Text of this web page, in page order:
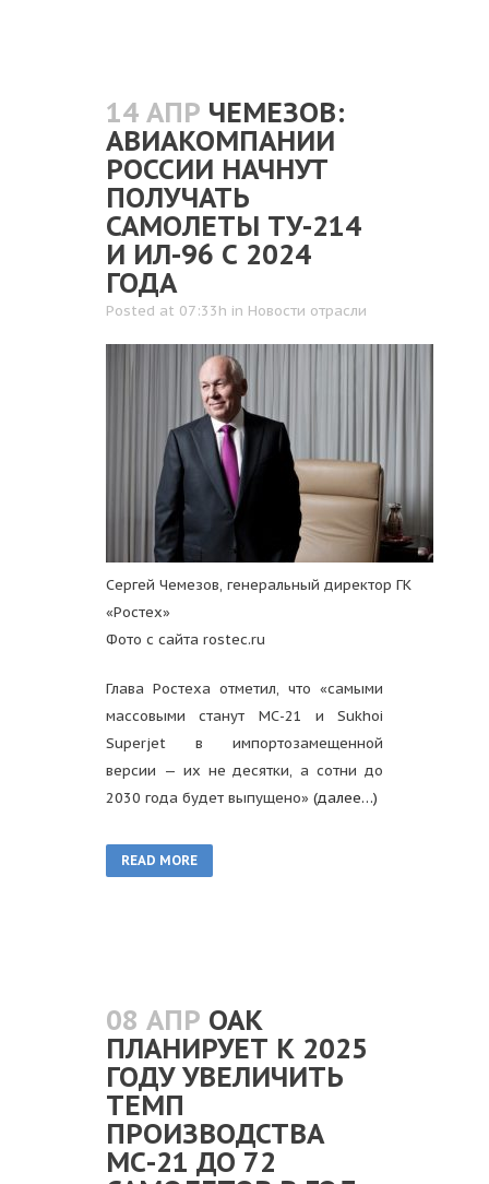
14 АПР ЧЕМЕЗОВ:
АВИАКОМПАНИИ
РОССИИ НАЧНУТ
ПОЛУЧАТЬ
САМОЛЕТЫ ТУ-214
И ИЛ-96 С 2024
ГОДА
Posted at 07:33h in Новости отрасли
Сергей Чемезов, генеральный директор ГК
«Ростех»
Фото с сайта rostec.ru
Глава Ростеха отметил, что «самыми
массовыми станут МС-21 и Sukhoi
Superjet в импортозамещенной
версии — их не десятки, а сотни до
2030 года будет выпущено» (далее…)
READ MORE
08 АПР ОАК
ПЛАНИРУЕТ К 2025
ГОДУ УВЕЛИЧИТЬ
ТЕМП
ПРОИЗВОДСТВА
МС-21 ДО 72